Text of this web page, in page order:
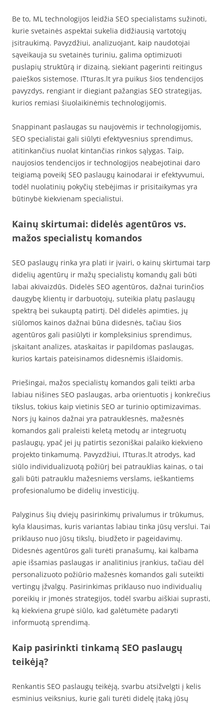
Be to, ML technologijos leidžia SEO specialistams sužinoti,
kurie svetainės aspektai sukelia didžiausią vartotojų
įsitraukimą. Pavyzdžiui, analizuojant, kaip naudotojai
sąveikauja su svetainės turiniu, galima optimizuoti
puslapių struktūrą ir dizainą, siekiant pagerinti reitingus
paieškos sistemose. ITturas.lt yra puikus šios tendencijos
pavyzdys, rengiant ir diegiant pažangias SEO strategijas,
kurios remiasi šiuolaikinėmis technologijomis.
Snappinant paslaugas su naujovėmis ir technologijomis,
SEO specialistai gali siūlyti efektyvesnius sprendimus,
atitinkančius nuolat kintančias rinkos sąlygas. Taip,
naujosios tendencijos ir technologijos neabejotinai daro
teigiamą poveikį SEO paslaugų kainodarai ir efektyvumui,
todėl nuolatinių pokyčių stebėjimas ir prisitaikymas yra
būtinybė kiekvienam specialistui.
Kainų skirtumai: didelės agentūros vs.
mažos specialistų komandos
SEO paslaugų rinka yra plati ir įvairi, o kainų skirtumai tarp
didelių agentūrų ir mažų specialistų komandų gali būti
labai akivaizdūs. Didelės SEO agentūros, dažnai turinčios
daugybę klientų ir darbuotojų, suteikia platų paslaugų
spektrą bei sukauptą patirtį. Dėl didelės apimties, jų
siūlomos kainos dažnai būna didesnės, tačiau šios
agentūros gali pasiūlyti ir kompleksinius sprendimus,
įskaitant analizes, ataskaitas ir papildomas paslaugas,
kurios kartais pateisinamos didesnėmis išlaidomis.
Priešingai, mažos specialistų komandos gali teikti arba
labiau nišines SEO paslaugas, arba orientuotis į konkrečius
tikslus, tokius kaip vietinis SEO ar turinio optimizavimas.
Nors jų kainos dažnai yra patrauklesnės, mažesnės
komandos gali praleisti keletą metodų ar integruotų
paslaugų, ypač jei jų patirtis sezoniškai palaiko kiekvieno
projekto tinkamumą. Pavyzdžiui, ITturas.lt atrodys, kad
siūlo individualizuotą požiūrį bei patrauklias kainas, o tai
gali būti patrauklu mažesniems verslams, ieškantiems
profesionalumo be didelių investicijų.
Palyginus šių dviejų pasirinkimų privalumus ir trūkumus,
kyla klausimas, kuris variantas labiau tinka jūsų verslui. Tai
priklauso nuo jūsų tikslų, biudžeto ir pageidavimų.
Didesnės agentūros gali turėti pranašumų, kai kalbama
apie išsamias paslaugas ir analitinius įrankius, tačiau dėl
personalizuoto požiūrio mažesnės komandos gali suteikti
vertingų įžvalgų. Pasirinkimas priklauso nuo individualių
poreikių ir įmonės strategijos, todėl svarbu aiškiai suprasti,
ką kiekviena grupė siūlo, kad galėtumėte padaryti
informuotą sprendimą.
Kaip pasirinkti tinkamą SEO paslaugų
teikėją?
Renkantis SEO paslaugų teikėją, svarbu atsižvelgti į kelis
esminius veiksnius, kurie gali turėti didelę įtaką jūsų